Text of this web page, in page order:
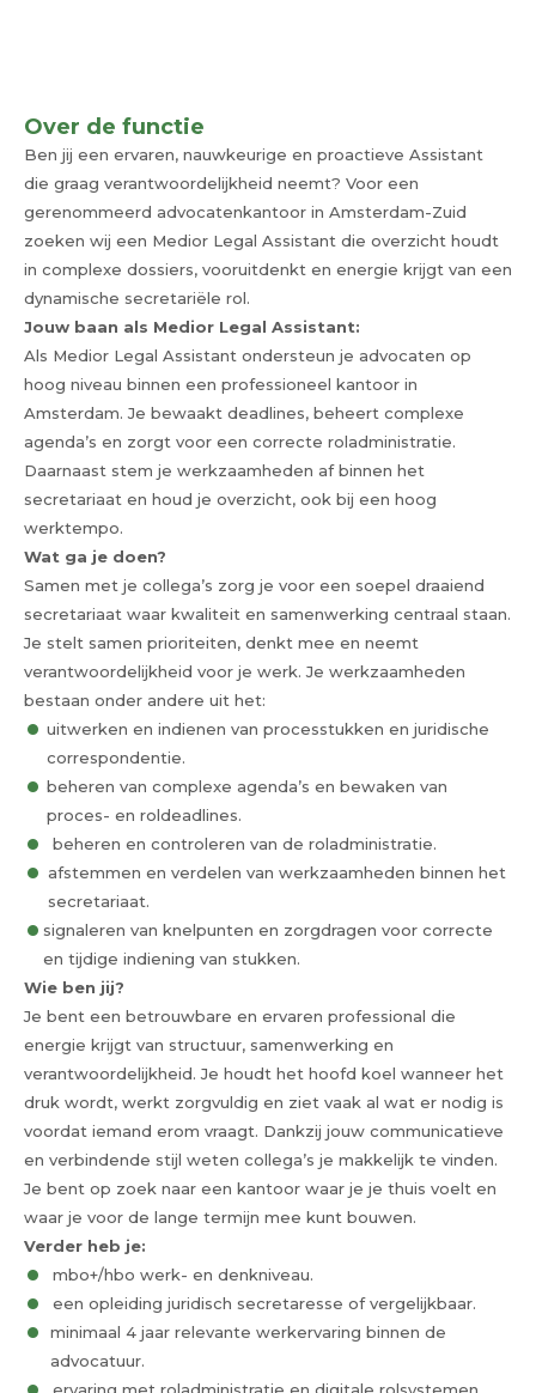
Over de functie
Ben jij een ervaren, nauwkeurige en proactieve Assistant
die graag verantwoordelijkheid neemt? Voor een
gerenommeerd advocatenkantoor in Amsterdam-Zuid
zoeken wij een Medior Legal Assistant die overzicht houdt
in complexe dossiers, vooruitdenkt en energie krijgt van een
dynamische secretariële rol.
Jouw baan als Medior Legal Assistant:
Als Medior Legal Assistant ondersteun je advocaten op
hoog niveau binnen een professioneel kantoor in
Amsterdam. Je bewaakt deadlines, beheert complexe
agenda’s en zorgt voor een correcte roladministratie.
Daarnaast stem je werkzaamheden af binnen het
secretariaat en houd je overzicht, ook bij een hoog
werktempo.
Wat ga je doen?
Samen met je collega’s zorg je voor een soepel draaiend
secretariaat waar kwaliteit en samenwerking centraal staan.
Je stelt samen prioriteiten, denkt mee en neemt
verantwoordelijkheid voor je werk. Je werkzaamheden
bestaan onder andere uit het:
uitwerken en indienen van processtukken en juridische
correspondentie.
beheren van complexe agenda’s en bewaken van
proces- en roldeadlines.
beheren en controleren van de roladministratie.
afstemmen en verdelen van werkzaamheden binnen het
secretariaat.
signaleren van knelpunten en zorgdragen voor correcte
en tijdige indiening van stukken.
Wie ben jij?
Je bent een betrouwbare en ervaren professional die
energie krijgt van structuur, samenwerking en
verantwoordelijkheid. Je houdt het hoofd koel wanneer het
druk wordt, werkt zorgvuldig en ziet vaak al wat er nodig is
voordat iemand erom vraagt. Dankzij jouw communicatieve
en verbindende stijl weten collega’s je makkelijk te vinden.
Je bent op zoek naar een kantoor waar je je thuis voelt en
waar je voor de lange termijn mee kunt bouwen.
Verder heb je:
mbo+/hbo werk- en denkniveau.
een opleiding juridisch secretaresse of vergelijkbaar.
minimaal 4 jaar relevante werkervaring binnen de
advocatuur.
ervaring met roladministratie en digitale rolsystemen.